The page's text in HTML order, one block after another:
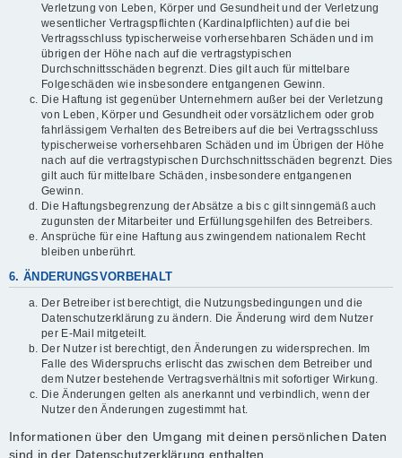
Verletzung von Leben, Körper und Gesundheit und der Verletzung
wesentlicher Vertragspflichten (Kardinalpflichten) auf die bei
Vertragsschluss typischerweise vorhersehbaren Schäden und im
übrigen der Höhe nach auf die vertragstypischen
Durchschnittsschäden begrenzt. Dies gilt auch für mittelbare
Folgeschäden wie insbesondere entgangenen Gewinn.
Die Haftung ist gegenüber Unternehmern außer bei der Verletzung
von Leben, Körper und Gesundheit oder vorsätzlichem oder grob
fahrlässigem Verhalten des Betreibers auf die bei Vertragsschluss
typischerweise vorhersehbaren Schäden und im Übrigen der Höhe
nach auf die vertragstypischen Durchschnittsschäden begrenzt. Dies
gilt auch für mittelbare Schäden, insbesondere entgangenen
Gewinn.
Die Haftungsbegrenzung der Absätze a bis c gilt sinngemäß auch
zugunsten der Mitarbeiter und Erfüllungsgehilfen des Betreibers.
Ansprüche für eine Haftung aus zwingendem nationalem Recht
bleiben unberührt.
6. ÄNDERUNGSVORBEHALT
Der Betreiber ist berechtigt, die Nutzungsbedingungen und die
Datenschutzerklärung zu ändern. Die Änderung wird dem Nutzer
per E-Mail mitgeteilt.
Der Nutzer ist berechtigt, den Änderungen zu widersprechen. Im
Falle des Widerspruchs erlischt das zwischen dem Betreiber und
dem Nutzer bestehende Vertragsverhältnis mit sofortiger Wirkung.
Die Änderungen gelten als anerkannt und verbindlich, wenn der
Nutzer den Änderungen zugestimmt hat.
Informationen über den Umgang mit deinen persönlichen Daten
sind in der Datenschutzerklärung enthalten.